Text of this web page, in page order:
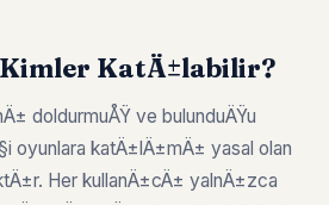
KatÄ±labilir?
doldurmuÅŸ ve bulunduÄŸu
oyunlara katÄ±lÄ±mÄ± yasal olan
Her kullanÄ±cÄ± yalnÄ±zca